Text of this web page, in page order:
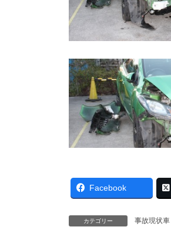
Facebook
カテゴリー 事故現状車